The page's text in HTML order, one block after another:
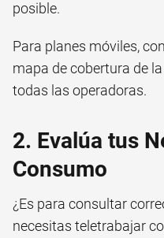
posible.
Para planes móviles,
mapa de cobertura de la
todas las operadoras.
2. Evalúa tus
Consumo
¿Es para consultar
necesitas teletrabajar